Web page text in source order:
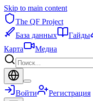
Skip to main content
The QF Project
База данных
Гайды
Карта
Медиа
Войти Регистрация